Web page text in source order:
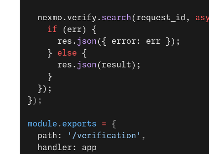
  nexmo.verify.
search (request_id, async
    if
(err) {
      res.
json ({ error: err });
    }
else {
      res.
json (result);
    }
  });
});
module . exports = {
  path:
'/verification' ,
  handler: app